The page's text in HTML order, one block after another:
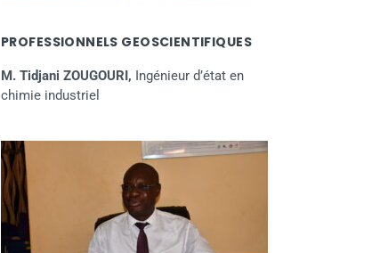
PROFESSIONNELS GEOSCIENTIFIQUES
M. Tidjani ZOUGOURI, Ingénieur d’état en
chimie industriel